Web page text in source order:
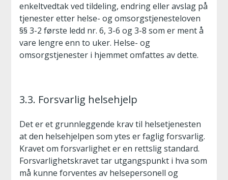
enkeltvedtak ved tildeling, endring eller avslag på
tjenester etter helse- og omsorgstjenesteloven
§§ 3-2 første ledd nr. 6, 3-6 og 3-8 som er ment å
vare lengre enn to uker. Helse- og
omsorgstjenester i hjemmet omfattes av dette.
3.3. Forsvarlig helsehjelp
Det er et grunnleggende krav til helsetjenesten
at den helsehjelpen som ytes er faglig forsvarlig.
Kravet om forsvarlighet er en rettslig standard.
Forsvarlighetskravet tar utgangspunkt i hva som
må kunne forventes av helsepersonell og